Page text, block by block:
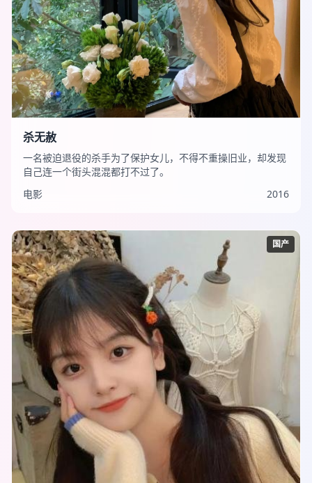
杀无赦
一名被迫退役的杀手为了保护女儿，不得不重操旧业，却发现
自己连一个街头混混都打不过了。
电影
2016
国产